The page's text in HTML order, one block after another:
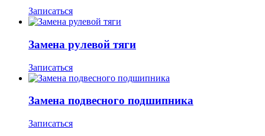
Записаться
Замена рулевой тяги
Записаться
Замена подвесного подшипника
Записаться